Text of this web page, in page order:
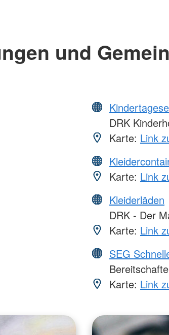
und
DRK
Karte: Link
Karte: Link
Kleiderläden
DRK - Der
Karte: Link
SEG
Karte: Link